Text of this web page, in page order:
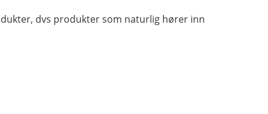
dvs produkter som naturlig hører inn